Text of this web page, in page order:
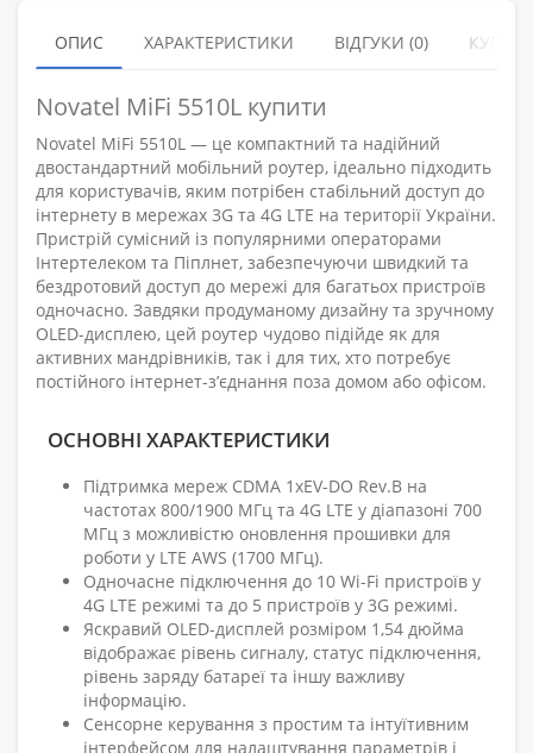
ОПИС ХАРАКТЕРИСТИКИ ВІДГУКИ (0)
Novatel MiFi 5510L купити
Novatel MiFi 5510L — це компактний та надійний
двостандартний мобільний роутер, ідеально підходить
для користувачів, яким потрібен стабільний доступ до
інтернету в мережах 3G та 4G LTE на території України.
Пристрій сумісний із популярними операторами
Інтертелеком та Піплнет, забезпечуючи швидкий та
бездротовий доступ до мережі для багатьох пристроїв
одночасно. Завдяки продуманому дизайну та зручному
OLED-дисплею, цей роутер чудово підійде як для
активних мандрівників, так і для тих, хто потребує
постійного інтернет-з’єднання поза домом або офісом.
ОСНОВНІ ХАРАКТЕРИСТИКИ
Підтримка мереж CDMA 1xEV-DO Rev.B на
частотах 800/1900 МГц та 4G LTE у діапазоні 700
МГц з можливістю оновлення прошивки для
роботи у LTE AWS (1700 МГц).
Одночасне підключення до 10 Wi-Fi пристроїв у
4G LTE режимі та до 5 пристроїв у 3G режимі.
Яскравий OLED-дисплей розміром 1,54 дюйма
відображає рівень сигналу, статус підключення,
рівень заряду батареї та іншу важливу
інформацію.
Сенсорне керування з простим та інтуїтивним
інтерфейсом для налаштування параметрів і